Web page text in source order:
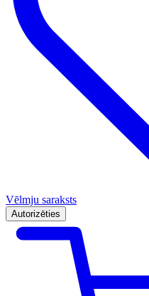
Vēlmju saraksts
Autorizēties